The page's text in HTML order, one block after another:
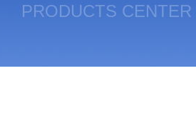
PRODUCTS CENTER